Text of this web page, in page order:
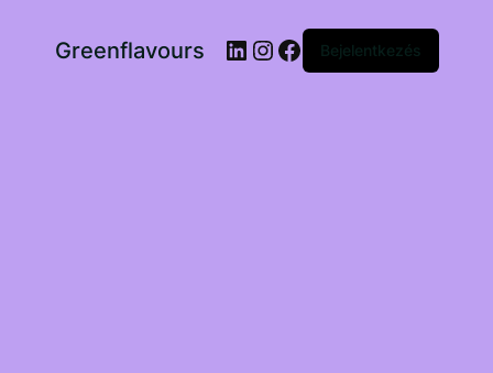
Greenflavours LinkedIn
Instagram
Facebook
Bejelentkezés